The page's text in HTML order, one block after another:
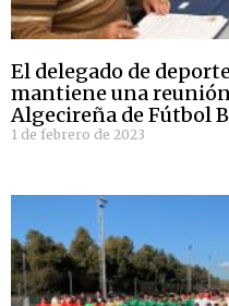
El delegado de
mantiene una
Algecireña de Fútbol
1 de febrero de 2023